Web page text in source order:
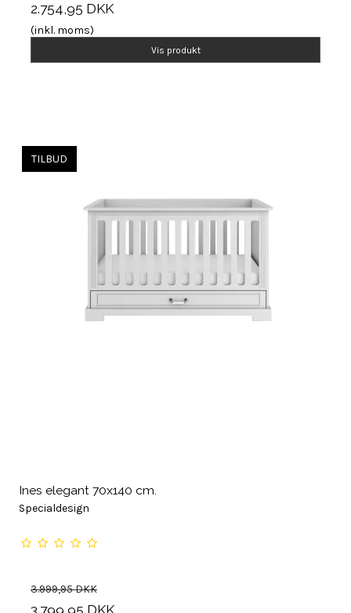
2.754,95 DKK
(inkl. moms)
Vis produkt
TILBUD
Ines elegant 70x140 cm.
Specialdesign
3.999,95 DKK
3.799,95 DKK